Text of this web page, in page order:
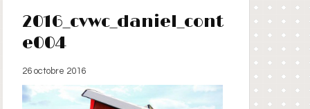
2016_cvwc_daniel_cont
e004
26 octobre 2016